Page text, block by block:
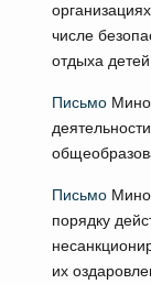
числе
отдыха
Письмо
Письмо
порядку
их